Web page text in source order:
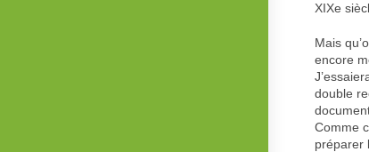
XIXe
Mais
encore
double
Comme
préparer